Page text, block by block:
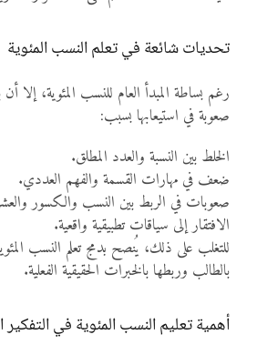
تحديات شائعة في تعلم النسب المئوية
رغم بساطة المبدأ العام للنسب المئوية،
صعوبة في استيعابها بسبب:
الخلط بين النسبة والعدد المطلق.
ضعف في مهارات القسمة والفهم العددي.
صعوبات في الربط بين النسب والكسور
الافتقار إلى سياقات تطبيقية واقعية.
للتغلب على ذلك، يُنصح بدمج تعلم النسب
بالطالب وربطها بالخبرات الحقيقية الفعلية.
أهمية تعليم النسب المئوية في التفكير